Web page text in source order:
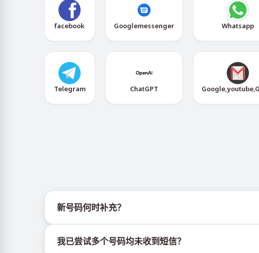
facebook Googlemessenger Whatsapp
Telegram ChatGPT
新号码何时补充？
我已尝试多个号码均未收到短信？